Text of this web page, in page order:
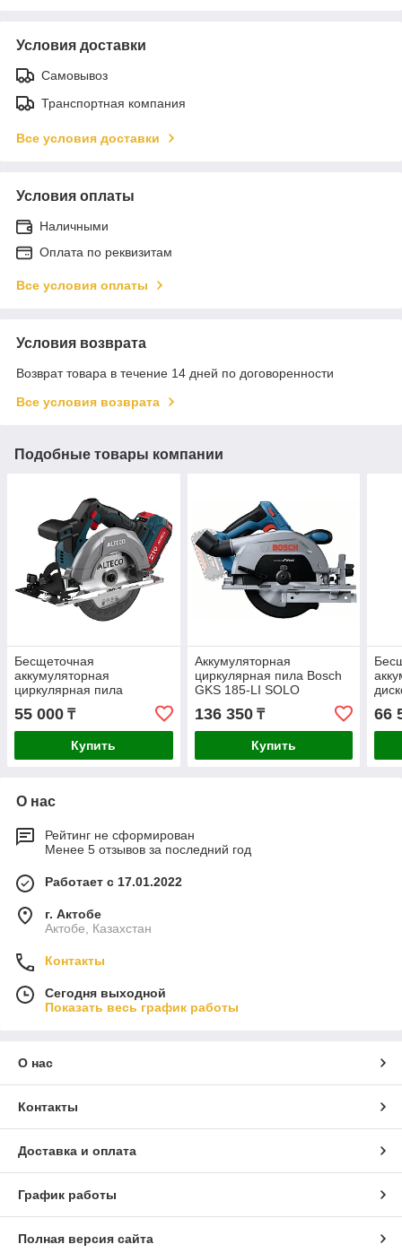
Условия доставки
Самовывоз
Транспортная компания
Все условия доставки
Условия оплаты
Наличными
Оплата по реквизитам
Все условия оплаты
Условия возврата
Возврат товара в течение 14 дней по договоренности
Все условия возврата
Подобные товары компании
Бесщеточная
аккумуляторная
циркулярная пила
ALTECO CCS 20-165 Li BL
55 000 ₸
Купить
Аккумуляторная
циркулярная пила Bosch
GKS 185-LI SOLO
06016C1221
136 350₸
Купить
66
О нас
Рейтинг не сформирован
Менее 5 отзывов за последний год
Работает с 17.01.2022
г. Актобе
Актобе, Казахстан
Контакты
Сегодня выходной
Показать весь график работы
О нас
Контакты
Доставка и оплата
График работы
Полная версия сайта